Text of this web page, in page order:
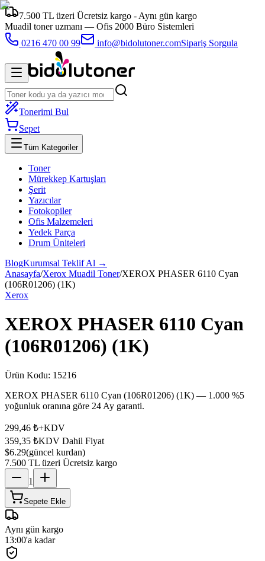
7.500 TL üzeri Ücretsiz kargo - Aynı gün kargo
Muadil toner uzmanı — Ofis 2000 Büro Sistemleri
0216 470 00 99
info@bidolutoner.comSipariş Sorgula
Tonerimi Bul
Sepet
Tüm Kategoriler
Toner
Mürekkep Kartuşları
Şerit
Yazıcılar
Fotokopiler
Ofis Malzemeleri
Yedek Parça
Drum Üniteleri
BlogKurumsal Teklif Al →
Anasayfa/Xerox Muadil Toner/XEROX PHASER 6110 Cyan
(106R01206) (1K)
Xerox
XEROX PHASER 6110 Cyan
(106R01206) (1K)
Ürün Kodu: 15216
XEROX PHASER 6110 Cyan (106R01206) (1K) — 1.000 %5
yoğunluk oranına göre 24 Ay garanti.
299,46 ₺+KDV
359,35 ₺KDV Dahil Fiyat
$6.29(güncel kurdan)
7.500 TL üzeri Ücretsiz kargo
1
Sepete Ekle
Aynı gün kargo
13:00'a kadar